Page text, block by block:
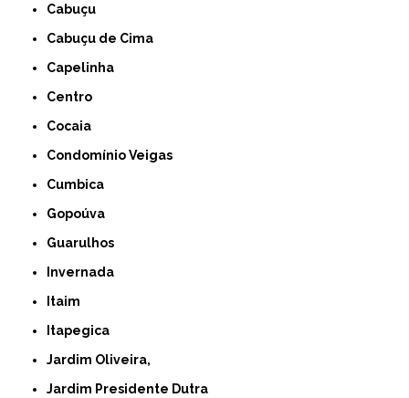
Cabuçu
Cabuçu de Cima
Capelinha
Centro
Cocaia
Condomínio Veigas
Cumbica
Gopoúva
Guarulhos
Invernada
Itaim
Itapegica
Jardim Oliveira,
Jardim Presidente Dutra